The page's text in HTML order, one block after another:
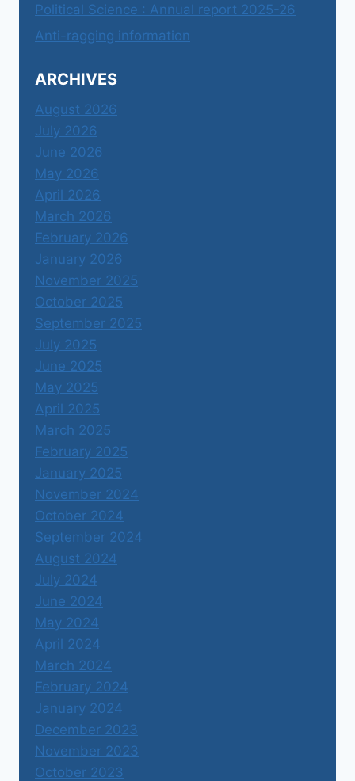
Political Science : Annual report 2025-26
Anti-ragging information
ARCHIVES
August 2026
July 2026
June 2026
May 2026
April 2026
March 2026
February 2026
January 2026
November 2025
October 2025
September 2025
July 2025
June 2025
May 2025
April 2025
March 2025
February 2025
January 2025
November 2024
October 2024
September 2024
August 2024
July 2024
June 2024
May 2024
April 2024
March 2024
February 2024
January 2024
December 2023
November 2023
October 2023